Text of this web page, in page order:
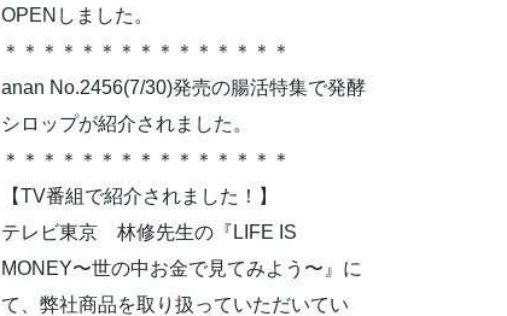
OPENしました。
＊＊＊＊＊＊＊＊＊＊＊＊＊＊＊
anan No.2456(7/30)発売の腸活特集で発酵
シロップが紹介されました。
＊＊＊＊＊＊＊＊＊＊＊＊＊＊＊
【TV番組で紹介されました！】
テレビ東京 林修先生の『LIFE IS
MONEY〜世の中お金で見てみよう〜』に
て、弊社商品を取り扱っていただいてい